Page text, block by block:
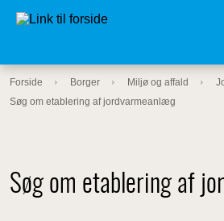
Forside Borger Miljø og affald
Søg om etablering af jordvarmeanlæg
Søg om etablering af